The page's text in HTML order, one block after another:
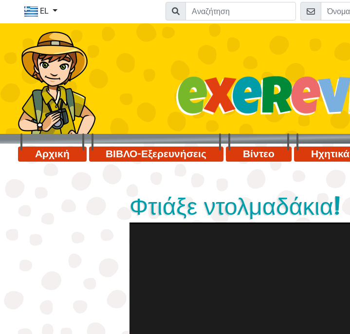
EL
Αρχική ΒΙΒΛΟ-Εξερευνήσεις Βίντεο Ηχητικά
Φτιάξε ντολμαδάκια!